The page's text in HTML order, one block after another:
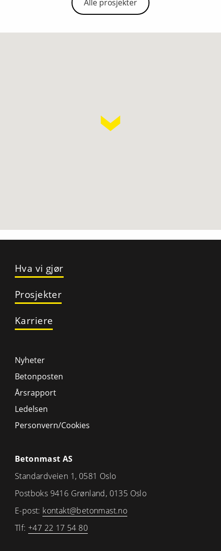
Alle prosjekter
Hva vi gjør
Prosjekter
Karriere
Nyheter
Betonposten
Årsrapport
Ledelsen
Personvern/Cookies
Betonmast AS
Standardveien 1, 0581 Oslo
Postboks 9416 Grønland, 0135 Oslo
E-post: kontakt@betonmast.no
Tlf: +47 22 17 54 80